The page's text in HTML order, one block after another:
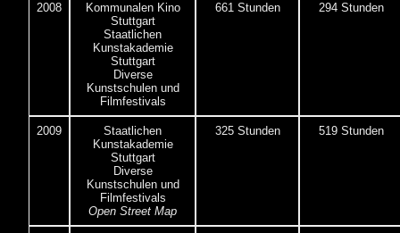
2008
Kommunalen Kino
Stuttgart
Staatlichen
Kunstakademie
Stuttgart
Diverse
Kunstschulen und
Filmfestivals
661 Stunden 294 Stunden
2009
Staatlichen
Kunstakademie
Stuttgart
Diverse
Kunstschulen und
Filmfestivals
Open Street Map
325 Stunden 519 Stunden